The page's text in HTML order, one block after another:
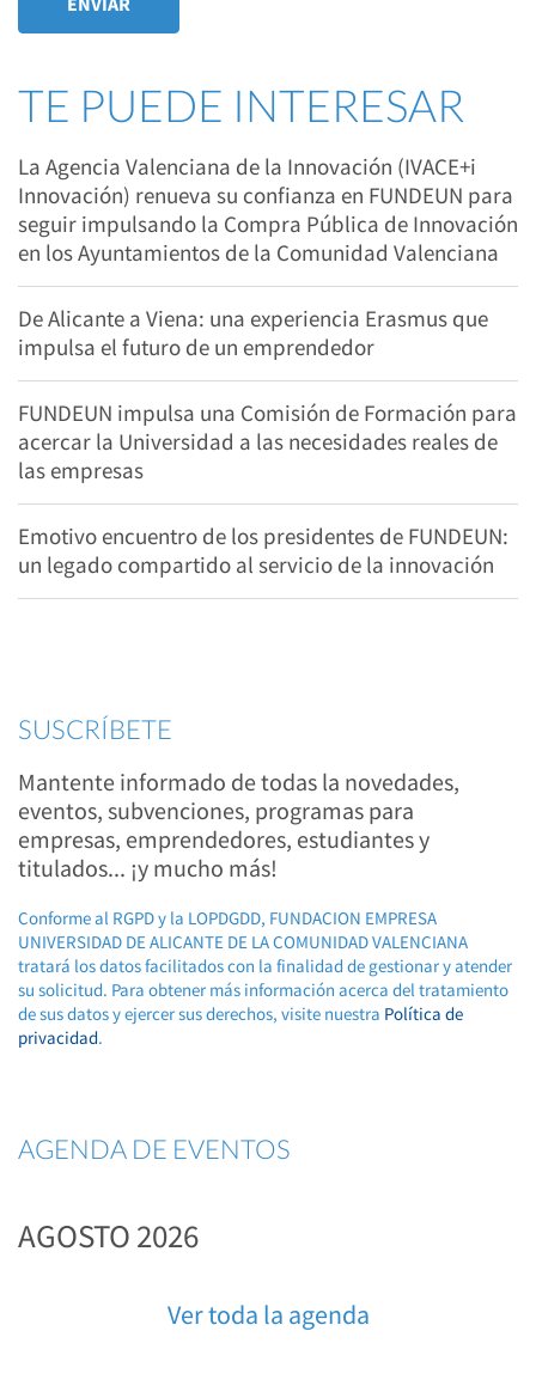
TE PUEDE INTERESAR
La Agencia Valenciana de la Innovación (IVACE+i
Innovación) renueva su confianza en FUNDEUN para
seguir impulsando la Compra Pública de Innovación
en los Ayuntamientos de la Comunidad Valenciana
De Alicante a Viena: una experiencia Erasmus que
impulsa el futuro de un emprendedor
FUNDEUN impulsa una Comisión de Formación para
acercar la Universidad a las necesidades reales de
las empresas
Emotivo encuentro de los presidentes de FUNDEUN:
un legado compartido al servicio de la innovación
SUSCRÍBETE
Mantente informado de todas la novedades,
eventos, subvenciones, programas para
empresas, emprendedores, estudiantes y
titulados... ¡y mucho más!
Conforme al RGPD y la LOPDGDD, FUNDACION EMPRESA
UNIVERSIDAD DE ALICANTE DE LA COMUNIDAD VALENCIANA
tratará los datos facilitados con la finalidad de gestionar y atender
su solicitud. Para obtener más información acerca del tratamiento
de sus datos y ejercer sus derechos, visite nuestra Política de
privacidad.
AGENDA DE EVENTOS
AGOSTO 2026
Ver toda la agenda